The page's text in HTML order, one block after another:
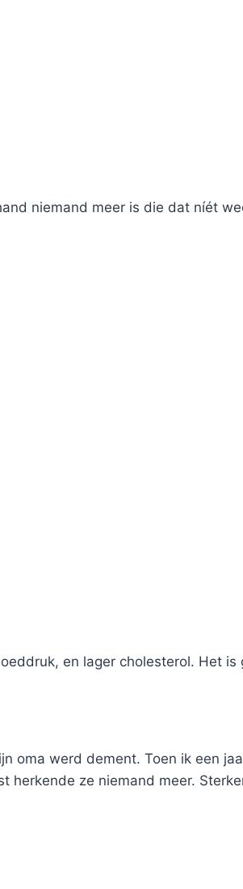
niemand meer is die dat níét
en lager cholesterol. Het
oma werd dement. Toen ik een
ze niemand meer.